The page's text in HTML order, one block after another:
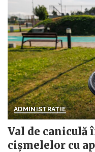
ADMINISTRAȚIE
Val de caniculă
cișmelelor cu